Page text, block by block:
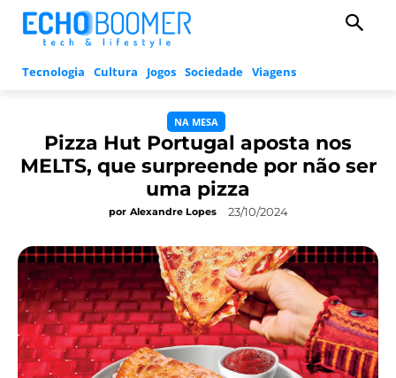
Tecnologia Cultura Jogos Sociedade Viagens
NA MESA
Pizza Hut Portugal aposta nos
MELTS, que surpreende por não ser
uma pizza
por Alexandre Lopes 23/10/2024